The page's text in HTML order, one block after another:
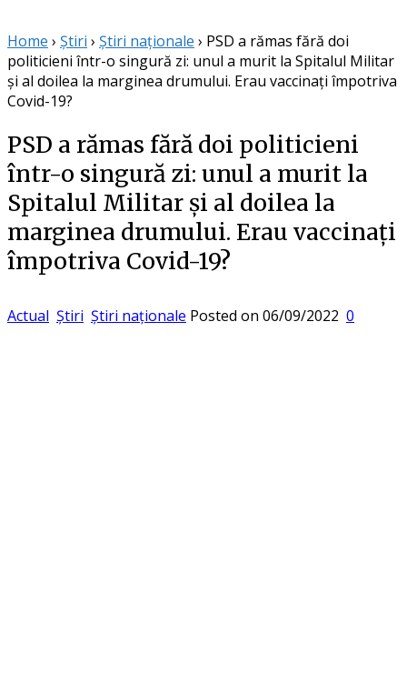
Home › Știri › Știri naționale › PSD a rămas fără doi
politicieni într-o singură zi: unul a murit la Spitalul Militar
și al doilea la marginea drumului. Erau vaccinați împotriva
Covid-19?
PSD a rămas fără doi politicieni
într-o singură zi: unul a murit la
Spitalul Militar și al doilea la
marginea drumului. Erau vaccinați
împotriva Covid-19?
Actual Știri Știri naționale Posted on 06/09/2022 0